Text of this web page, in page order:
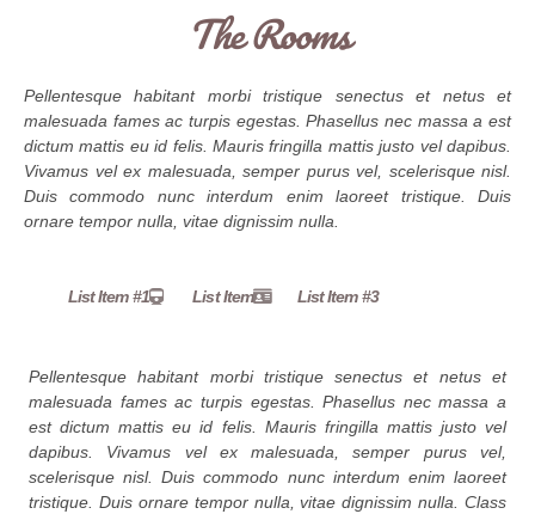
The Rooms
Pellentesque habitant morbi tristique senectus et netus et
malesuada fames ac turpis egestas. Phasellus nec massa a est
dictum mattis eu id felis. Mauris fringilla mattis justo vel dapibus.
Vivamus vel ex malesuada, semper purus vel, scelerisque nisl.
Duis commodo nunc interdum enim laoreet tristique. Duis
ornare tempor nulla, vitae dignissim nulla.
List Item #1 List Item List Item #3
Pellentesque habitant morbi tristique senectus et netus et
malesuada fames ac turpis egestas. Phasellus nec massa a
est dictum mattis eu id felis. Mauris fringilla mattis justo vel
dapibus. Vivamus vel ex malesuada, semper purus vel,
scelerisque nisl. Duis commodo nunc interdum enim laoreet
tristique. Duis ornare tempor nulla, vitae dignissim nulla. Class